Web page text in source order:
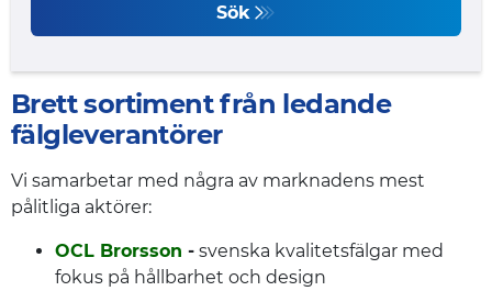
Sök
Brett sortiment från ledande
fälgleverantörer
Vi samarbetar med några av marknadens mest
pålitliga aktörer:
OCL Brorsson - svenska kvalitetsfälgar med
fokus på hållbarhet och design